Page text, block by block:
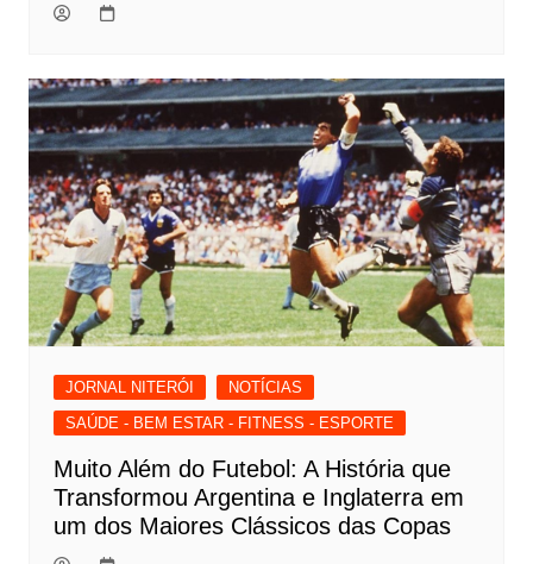
JORNAL NITERÓI
NOTÍCIAS
SAÚDE - BEM ESTAR - FITNESS - ESPORTE
Muito Além do Futebol: A História que
Transformou Argentina e Inglaterra em
um dos Maiores Clássicos das Copas